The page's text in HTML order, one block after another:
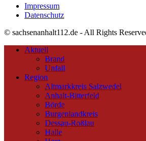
Impressum
Datenschutz
© sachsenanhalt112.de - All Rights
Aktuell
Brand
Unfall
Region
Altmarkkreis Salzwedel
Anhalt-Bitterfeld
Börde
Burgenlandkreis
Dessau-Roßlau
Halle